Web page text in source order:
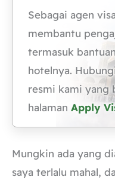
Sebagai agen
membantu
termasuk
hotelnya.
resmi kami yang
halaman Apply
Mungkin ada yang
saya terlalu mahal,